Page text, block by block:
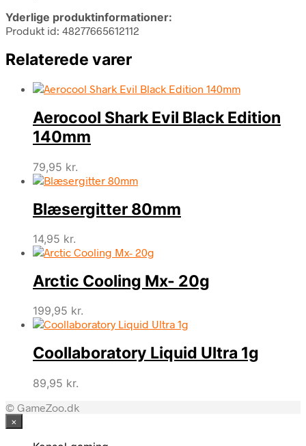
Yderlige produktinformationer:
Produkt id: 48277665612112
Relaterede varer
Aerocool Shark Evil Black Edition
140mm
79,95 kr.
Blæsergitter 80mm
14,95 kr.
Arctic Cooling Mx- 20g
199,95 kr.
Coollaboratory Liquid Ultra 1g
89,95 kr.
© GameZoo.dk
×